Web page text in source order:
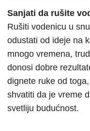
Sanjati da rušite
Rušiti vodenicu u
odustati od ideje na
mnogo vremena,
donosi dobre
dignete ruke od
shvatiti da je vreme
svetliju budućnost.